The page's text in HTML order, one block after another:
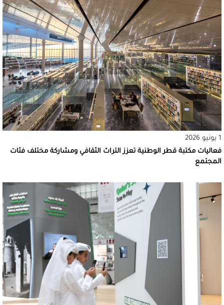
1 يونيو 2026
فعاليات مكتبة قطر الوطنية تعزز التراث الثقافي ومشاركة مختلف فئات
المجتمع